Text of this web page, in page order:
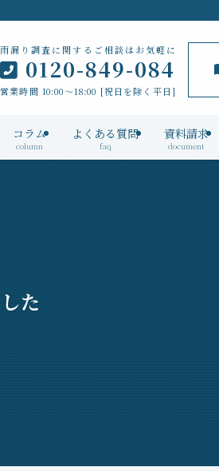
雨漏り調査に関するご相談はお気軽に
0120-849-084
営業時間 10:00～18:00 [祝日を除く平日]
コラム
column
よくある質問
faq
資料請求
document
た